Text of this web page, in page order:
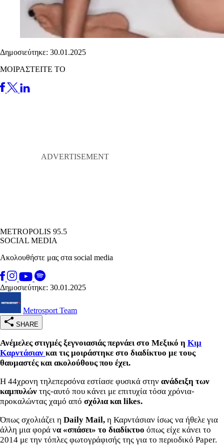
Δημοσιεύτηκε: 30.01.2025
ΜΟΙΡΑΣΤΕΙΤΕ ΤΟ
METROPOLIS 95.5
SOCIAL MEDIA
Ακολουθήστε μας στα social media
Δημοσιεύτηκε: 30.01.2025
Metrosport Team
SHARE
Ανέμελες στιγμές ξεγνοιασιάς περνάει στο Μεξικό η Κιμ
Καρντάσιαν και τις μοιράστηκε στο διαδίκτυο με τους
θαυμαστές και ακολούθους που έχει.
Η 44χρονη τηλεπερσόνα εστίασε φυσικά στην ανάδειξη των
καμπυλών της-αυτό που κάνει με επιτυχία τόσα χρόνια-
προκαλώντας χαμό από σχόλια και likes.
Όπως σχολιάζει η Daily Mail, η Καρντάσιαν ίσως να ήθελε για
άλλη μια φορά να «σπάσει» το διαδίκτυο όπως είχε κάνει το
2014 με την τόπλες φωτογράφισής της για το περιοδικό Paper.